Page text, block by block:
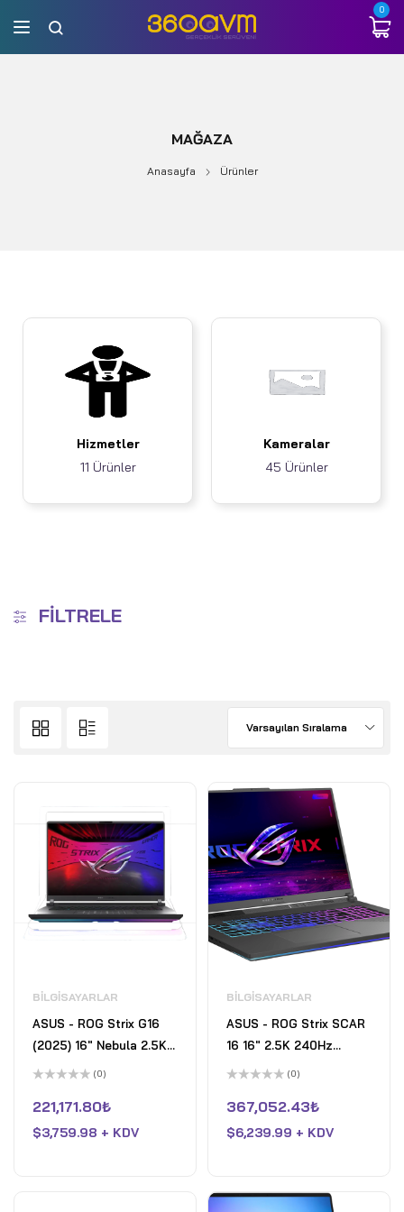
0
MAĞAZA
Anasayfa Ürünler
Hizmetler
11 Ürünler
Kameralar
45 Ürünler
FILTRELE
Varsayılan Sıralama
BILGISAYARLAR
ASUS - ROG Strix G16
(2025) 16" Nebula 2.5K
240Hz Gaming Laptop-
275HX- 32GB DDR5-
GeForce RTX 5070- 2TB
üzerinden
0
aldı
(0)
221,171.80₺
$3,759.98 + KDV
BILGISAYARLAR
ASUS - ROG Strix SCAR
16 16" 2.5K 240Hz
Gaming Laptop - Intel
RAM - NVIDIA GeForce
RTX 5090 - 2TB SSD -
üzerinden
0
aldı
(0)
367,052.43₺
$6,239.99 + KDV